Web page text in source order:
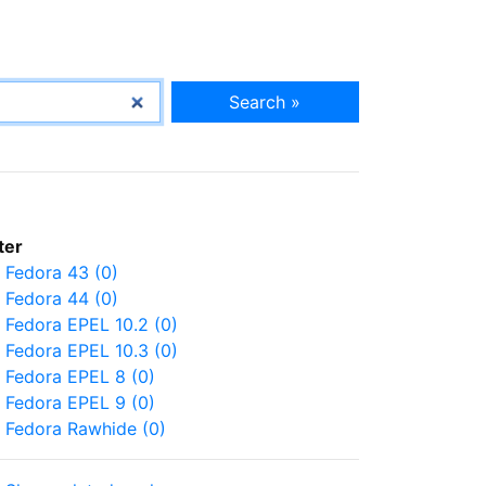
Search »
Fedora 43 (0)
Fedora 44 (0)
Fedora EPEL 10.2 (0)
Fedora EPEL 10.3 (0)
Fedora EPEL 8 (0)
Fedora EPEL 9 (0)
Fedora Rawhide (0)